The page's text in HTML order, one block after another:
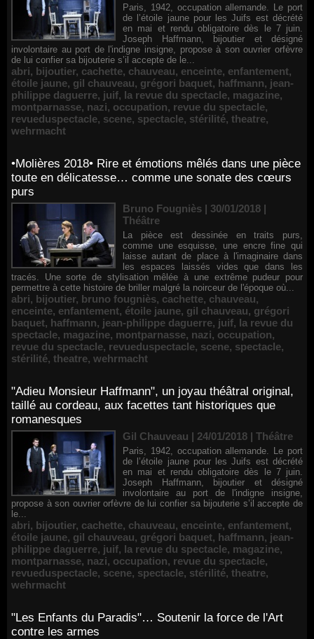
Paris, 1942, occupation allemande. Le port
de l’étoile jaune pour les Juifs est décrété
en mai et rendu obligatoire dès le 7 juin.
Joseph Haffmann, bijoutier et désigné
involontaire au port de l'indigne insigne, propose à son ouvrier orfèvre
de lui confier sa bijouterie s’il accepte de le...
abri, bijoutier, cachette, chauveau, enceinte, enfantement,
étoile jaune, gil chauveau, grégori baquet, haffmann, jean-
philippe daguerre, juif, la revue du spectacle, magazine,
montparnasse, nazi, occupation, revue du spectacle,
revueduspectacle, scene, spectacle, stérilité, theatre,
wehrmacht
•Molières 2018• Rire et émotions mêlés dans une pièce
toute en délicatesse… comme une sonate des cœurs
purs
Bruno Fougniès | 30/01/2018 |
Théâtre
La pièce est dessinée en traits purs,
comme une esquisse, une encre fine qui
laisse autant de place à l'imaginaire dans
les espaces laissés vides que dans les
tracés. Une sorte de stylisation mêlée à une extrême pudeur pour
permettre à cette histoire de briller malgré la noirceur de l'époque où...
abri, bijoutier, bruno fougniès, cachette, chauveau,
enceinte, enfantement, étoile jaune, gil chauveau, grégori
baquet, haffmann, jean-philippe daguerre, juif, la revue du
spectacle, magazine, montparnasse, nazi, occupation,
revue du spectacle, revueduspectacle, scene, spectacle,
stérilité, theatre, wehrmacht
"Adieu Monsieur Haffmann", un joyau théâtral original,
taillé au cordeau, aux facettes tant historiques que
romanesques
Gil Chauveau | 24/01/2018 | Théâtre
Paris, 1942, occupation allemande. Le port
de l’étoile jaune pour les Juifs est décrété
en mai et rendu obligatoire dès le 7 juin.
Joseph Haffmann, bijoutier et désigné
involontaire au port de l'indigne insigne,
propose à son ouvrier orfèvre de lui confier sa bijouterie s’il accepte de
le...
abri, bijoutier, cachette, chauveau, enceinte, enfantement,
étoile jaune, gil chauveau, grégori baquet, haffmann, jean-
philippe daguerre, juif, la revue du spectacle, magazine,
montparnasse, nazi, occupation, revue du spectacle,
revueduspectacle, scene, spectacle, stérilité, theatre,
wehrmacht
"Les Enfants du Paradis"… Soutenir la force de l'Art
contre les armes